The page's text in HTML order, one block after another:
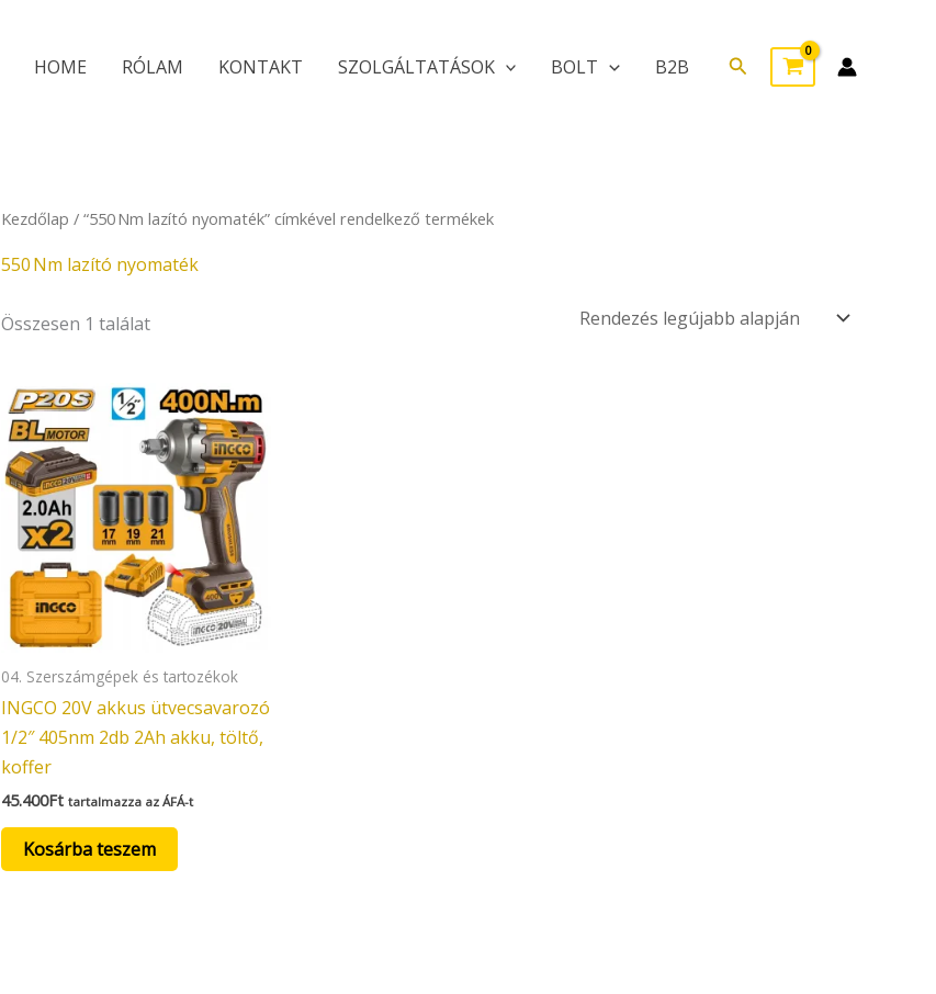
HOME RÓLAM KONTAKT SZOLGÁLTATÁSOK BOLT B2B Search
Kezdőlap / “550 Nm lazító nyomaték” címkével rendelkező termékek
550 Nm lazító nyomaték
Összesen 1 találat
04. Szerszámgépek és tartozékok
INGCO 20V akkus ütvecsavarozó
1/2″ 405nm 2db 2Ah akku, töltő,
koffer
45.400Ft tartalmazza az ÁFÁ-t
Kosárba teszem